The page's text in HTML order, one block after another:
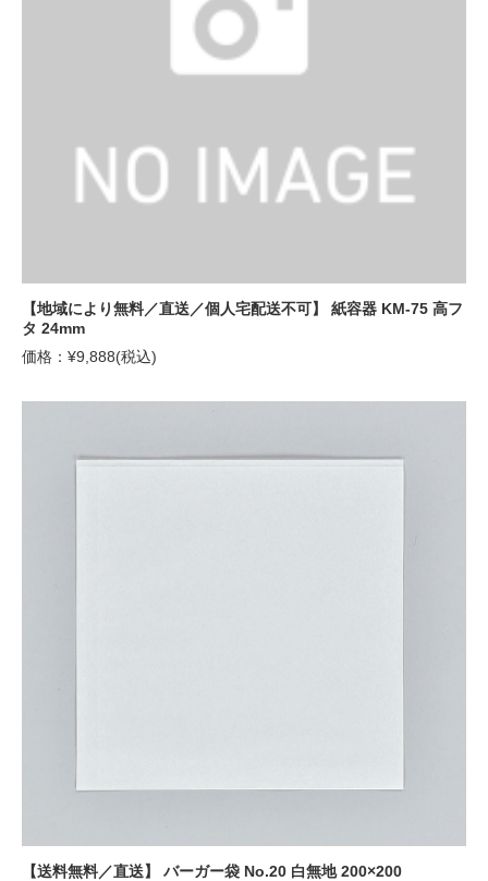
【地域により無料／直送／個人宅配送不可】 紙容器 KM-75 高フ
タ 24mm
価格：¥9,888(税込)
【送料無料／直送】 バーガー袋 No.20 白無地 200×200